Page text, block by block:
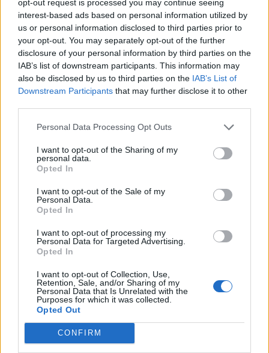
opt-out request is processed you may continue seeing
interest-based ads based on personal information utilized by
us or personal information disclosed to third parties prior to
your opt-out. You may separately opt-out of the further
disclosure of your personal information by third parties on the
IAB’s list of downstream participants. This information may
also be disclosed by us to third parties on the IAB’s List of
Downstream Participants that may further disclose it to other
Personal Data Processing Opt Outs
I want to opt-out of the Sharing of my
personal data.
Opted In
I want to opt-out of the Sale of my
Personal Data.
Opted In
I want to opt-out of processing my
Personal Data for Targeted Advertising.
Opted In
I want to opt-out of Collection, Use,
Retention, Sale, and/or Sharing of my
Personal Data that Is Unrelated with the
Purposes for which it was collected.
Opted Out
CONFIRM
enJuventus aast op Sutalo.
Wanneer valt de beslissing omtrent nieuwe
Ajax-coach
De verwachting is dat Ajax met Alex Kroesbinnen enkele
weken knopen doorhakt. De nieuwe trainer zal een sleutelrol
Noorwegen bewezen een club te kunnen transformeren – nu
is de vraag: durft Ajax het dit keer wél aan?
Ajax ziet kans schoon: strijd om Van Rooij barst
Hart gaf de doorslag': Ouazane verkiest Marokko
Dit verdient Dusan Tadic bij NEC: salaris en
contractdetails
Ajax dicht bij komst Arokodare: huurdeal met